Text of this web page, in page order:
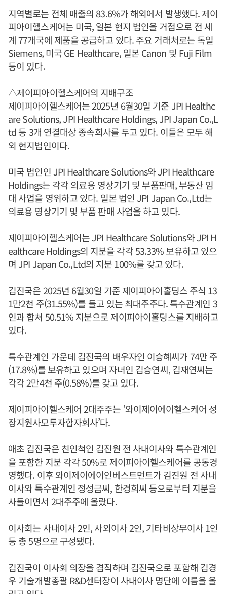
지역별로는 전체 매출의 83.6%가 해외에서 발생했다. 제이
피아이헬스케어는 미국, 일본 현지 법인을 거점으로 전 세
계 77개국에 제품을 공급하고 있다. 주요 거래처로는 독일
Siemens, 미국 GE Healthcare, 일본 Canon 및 Fuji Film
등이 있다.
△제이피아이헬스케어의 지배구조
제이피아이헬스케어는 2025년 6월30일 기준 JPI Healthc
are Solutions, JPI Healthcare Holdings, JPI Japan Co.,L
td 등 3개 연결대상 종속회사를 두고 있다. 이들은 모두 해
외 현지법인이다.
미국 법인인 JPI Healthcare Solutions와 JPI Healthcare
Holdings는 각각 의료용 영상기기 및 부품판매, 부동산 임
대 사업을 영위하고 있다. 일본 법인 JPI Japan Co.,Ltd는
의료용 영상기기 및 부품 판매 사업을 하고 있다.
제이피아이헬스케어는 JPI Healthcare Solutions와 JPI H
ealthcare Holdings의 지분을 각각 53.33% 보유하고 있으
며 JPI Japan Co.,Ltd의 지분 100%를 갖고 있다.
김진국은 2025년 6월30일 기준 제이피아이홀딩스 주식 13
1만2천 주(31.55%)를 들고 있는 최대주주다. 특수관계인 3
인과 합쳐 50.51% 지분으로 제이피아이홀딩스를 지배하고
있다.
특수관계인 가운데 김진국의 배우자인 이승혜씨가 74만 주
(17.8%)를 보유하고 있으며 자녀인 김승연씨, 김재연씨는
각각 2만4천 주(0.58%)를 갖고 있다.
제이피아이헬스케어 2대주주는 ‘와이제이에이헬스케어 성
장지원사모투자합자회사’다.
애초김진국은 친인척인 김진원 전 사내이사와 특수관계인
을 포함한 지분 각각 50%로 제이피아이헬스케어를 공동경
영했다. 이후 와이제이에이인베스트먼트가 김진원 전 사내
이사와 특수관계인 정성금씨, 한경희씨 등으로부터 지분을
사들이면서 2대주주에 올랐다.
이사회는 사내이사 2인, 사외이사 2인, 기타비상무이사 1인
등 총 5명으로 구성됐다.
김진국이 이사회 의장을 겸직하며 김진국으로 포함해 김경
우 기술개발총괄 R&D센터장이 사내이사 명단에 이름을 올